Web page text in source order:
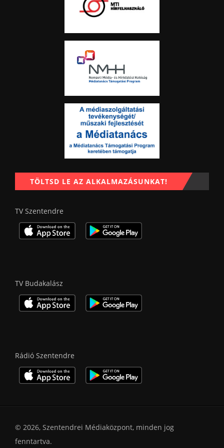
TÖLTSD LE AZ ALKALMAZÁSUNKAT!
TV Szentendre
TV Budakalász
Rádió Szentendre
© 2026, Szentendrei Médiaközpont, minden jog
fenntartva.